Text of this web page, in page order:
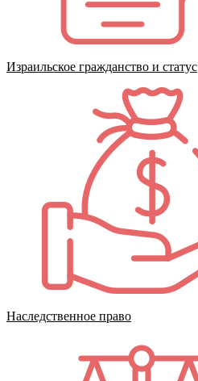
Израильское гражданство и статус
Наследственное право